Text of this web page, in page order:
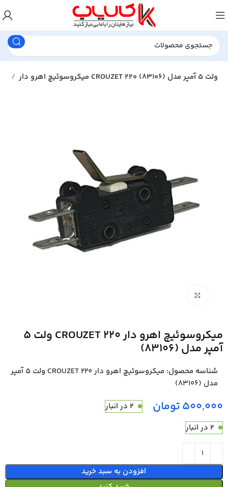
میکروسوئیچ اهرو دار CROUZET 220 ولت 5 آمپر مدل (83106)
میکروسوئیچ اهرو دار CROUZET 220 ولت 5
آمپر مدل (83106)
شناسه محصول:
میکروسوئیچ اهرو دار CROUZET 220 ولت 5 آمپر
مدل (83106)
تومان
2 در انبار
2 در انبار
افزودن به سبد خرید